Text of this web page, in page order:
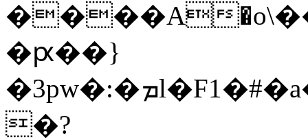
����А
�ԗ��}
�3pw�:�ܡl�F1�#�a���D���Jk�k���_�LG��L���3iۏ�)U_"�ݏ�k�Š
�?